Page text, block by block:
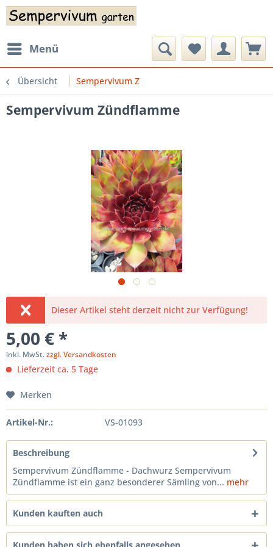
Menü
Übersicht Sempervivum Z
Sempervivum Zündflamme
Dieser Artikel steht derzeit nicht zur Verfügung!
5,00 € *
inkl. MwSt.zzgl. Versandkosten
Lieferzeit ca. 5 Tage
Merken
Artikel-Nr.: VS-01093
Beschreibung
Sempervivum Zündflamme - Dachwurz Sempervivum
Zündflamme ist ein ganz besonderer Sämling von... mehr
Kunden kauften auch